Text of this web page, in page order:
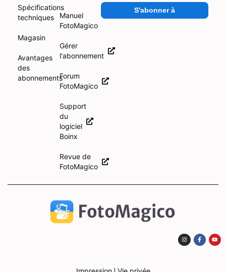
Spécifications
techniques
Magasin
Avantages
des
abonnements
Manuel
FotoMagico
Gérer
l'abonnement
Forum
FotoMagico
Support
du
logiciel
Boinx
Revue de
FotoMagico
S'abonner à